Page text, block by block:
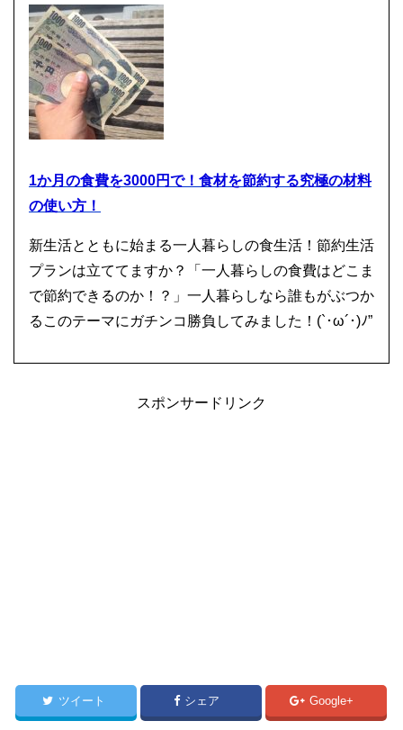
1か月の食費を3000円で！食材を節約する究極の材料
の使い方！
新生活とともに始まる一人暮らしの食生活！節約生活
プランは立ててますか？「一人暮らしの食費はどこま
で節約できるのか！？」一人暮らしなら誰もがぶつか
るこのテーマにガチンコ勝負してみました！(`･ω´･)ﾉ”
スポンサードリンク
ツイート シェア Google+